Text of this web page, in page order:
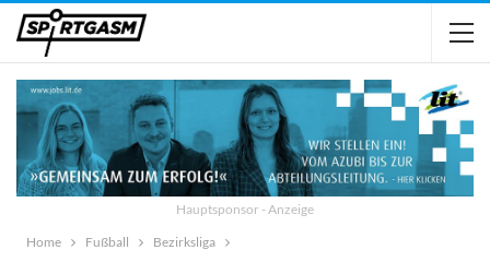
Hauptsponsor - Anzeige
Home
Fußball Bezirksliga